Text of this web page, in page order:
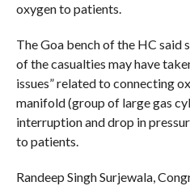
oxygen to patients.
The Goa bench of the HC
of the casualties may have
issues” related to connecting
manifold (group of large gas
interruption and drop in
to patients.
Randeep Singh Surjewala,